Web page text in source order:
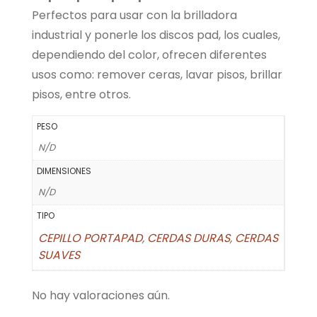
Perfectos para usar con la brilladora
industrial y ponerle los discos pad, los cuales,
dependiendo del color, ofrecen diferentes
usos como: remover ceras, lavar pisos, brillar
pisos, entre otros.
PESO
N/D
DIMENSIONES
N/D
TIPO
CEPILLO PORTAPAD, CERDAS DURAS, CERDAS
SUAVES
No hay valoraciones aún.